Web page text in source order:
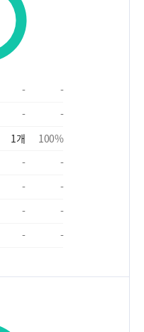
-
-
-
-
1개 100%
-
-
-
-
-
-
- -